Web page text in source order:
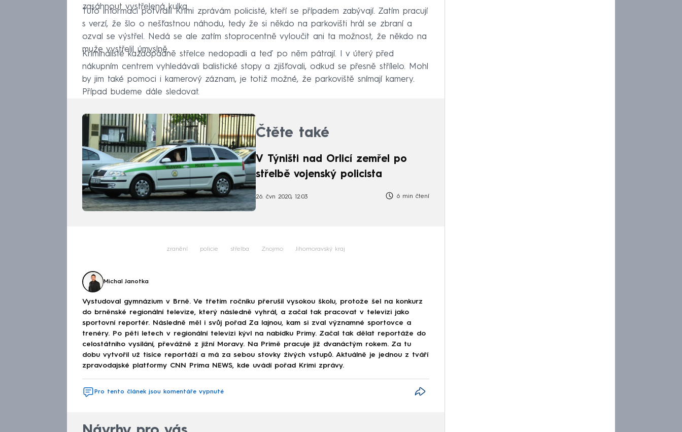
zasáhnout vystřelená kulka.
Tuto informaci potvrdili Krimi zprávám policisté, kteří se případem zabývají. Zatím pracují
s verzí, že šlo o nešťastnou náhodu, tedy že si někdo na parkovišti hrál se zbraní a
ozval se výstřel. Nedá se ale zatím stoprocentně vyloučit ani ta možnost, že někdo na
muže vystřelil úmyslně.
Kriminalisté každopádně střelce nedopadli a teď po něm pátrají. I v úterý před
nákupním centrem vyhledávali balistické stopy a zjišťovali, odkud se přesně střílelo. Mohl
by jim také pomoci i kamerový záznam, je totiž možné, že parkoviště snímají kamery.
Případ budeme dále sledovat.
Čtěte také
V Týništi nad Orlicí zemřel po
střelbě vojenský policista
26. čvn 2020, 12:03 6 min čtení
zranění policie střelba Znojmo Jihomoravský kraj
Michal Janotka
Vystudoval gymnázium v Brně. Ve třetím ročníku přerušil vysokou školu, protože šel na konkurz
do brněnské regionální televize, který následně vyhrál, a začal tak pracovat v televizi jako
sportovní reportér. Následně měl i svůj pořad Za lajnou, kam si zval významné sportovce a
trenéry. Po pěti letech v regionální televizi kývl na nabídku Primy. Začal tak dělat reportáže do
celostátního vysílání, převážně z jižní Moravy. Na Primě pracuje již dvanáctým rokem. Za tu
dobu vytvořil už tisíce reportáží a má za sebou stovky živých vstupů. Aktuálně je jednou z tváří
zpravodajské platformy CNN Prima NEWS, kde uvádí pořad Krimi zprávy.
Pro tento článek jsou komentáře vypnuté